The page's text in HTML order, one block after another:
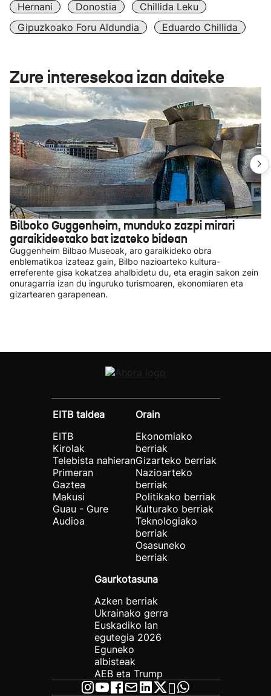
Hernani
Donostia
Chillida Leku
Gipuzkoako Foru Aldundia
Eduardo Chillida
Zure interesekoa izan daiteke
Bilboko Guggenheim, munduko zazpi mirari
garaikideetako bat izateko bidean
Guggenheim Bilbao Museoak, aro garaikideko obra
enblematikoa izateaz gain, Bilbo nazioarteko kultura-
erreferente gisa kokatzea ahalbidetu du, eta eragin sakon zein
onuragarria izan du inguruko turismoaren, ekonomiaren eta
gizartearen garapenean.
EITB taldea
EITB
Kirolak
Telebista nahieran
Primeran
Gaztea
Makusi
Guau - Gure
Audioa
Orain
Ekonomiako
berriak
Gizarteko berriak
Nazioarteko
berriak
Politikako berriak
Kulturako berriak
Teknologiako
berriak
Osasuneko
berriak
Gaurkotasuna
Azken berriak
Ukrainako gerra
Euskadiko lan
egutegia 2026
Eguneko
albisteak
AEB eta Trump